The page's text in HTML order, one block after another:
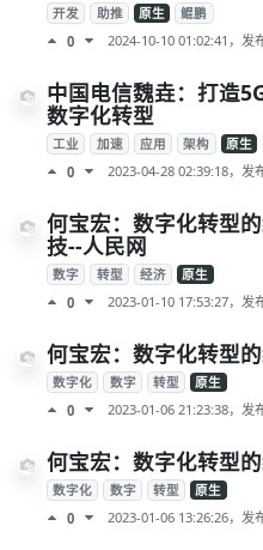
开发 助推 原生 鲲鹏
0 2024-10-10 01:02:41 ，发
中国电信魏垚：打造
数字化转型
工业 加速 应用 架构 原生
0 2023-04-28 02:39:18，发
何宝宏：数字化转型
技--人民网
数字 转型 经济 原生
0 2023-01-10 17:53:27，发
何宝宏：数字化转型
数字化 数字 转型 原生
0 2023-01-06 21:23:38，发
何宝宏：数字化转型
数字化 数字 转型 原生
0 2023-01-06 13:26:26，发